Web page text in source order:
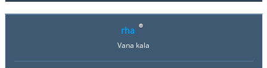
rha
Vana kala